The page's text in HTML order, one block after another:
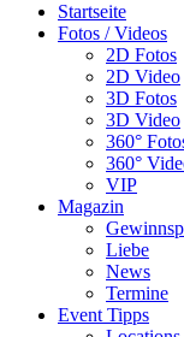
Startseite
Fotos / Videos
2D Fotos
2D Video
3D Fotos
3D Video
360°
360°
VIP
Magazin
Liebe
News
Termine
Event Tipps